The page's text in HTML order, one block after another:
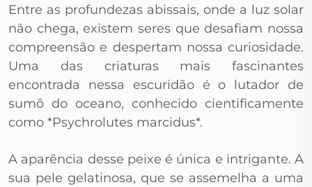
Entre as profundezas abissais, onde a luz solar
não chega, existem seres que desafiam nossa
compreensão e despertam nossa curiosidade.
Uma das criaturas mais fascinantes
encontrada nessa escuridão é o lutador de
sumô do oceano, conhecido cientificamente
como *Psychrolutes marcidus*.
A aparência desse peixe é única e intrigante. A
sua pele gelatinosa, que se assemelha a uma